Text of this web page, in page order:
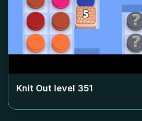
Knit Out level 351